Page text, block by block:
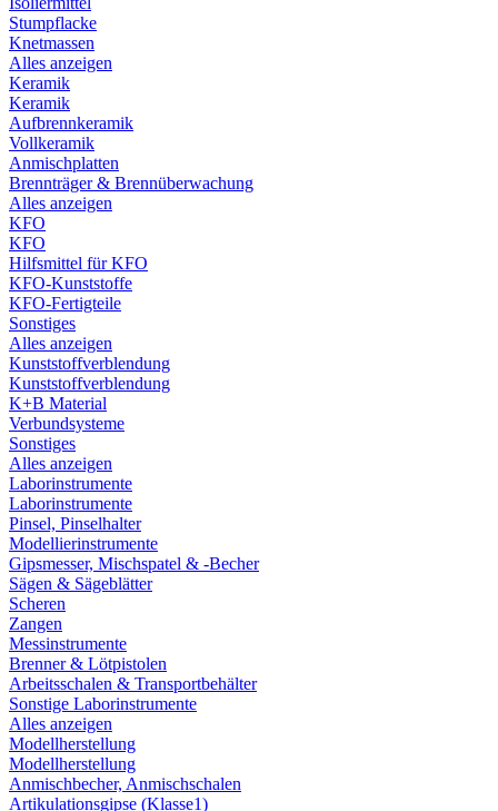
Stumpflacke
Knetmassen
Alles anzeigen
Keramik
Keramik
Aufbrennkeramik
Vollkeramik
Anmischplatten
Brennträger & Brennüberwachung
Alles anzeigen
KFO
KFO
Hilfsmittel für KFO
KFO-Kunststoffe
KFO-Fertigteile
Sonstiges
Alles anzeigen
Kunststoffverblendung
Kunststoffverblendung
K+B Material
Verbundsysteme
Sonstiges
Alles anzeigen
Laborinstrumente
Laborinstrumente
Pinsel, Pinselhalter
Modellierinstrumente
Gipsmesser, Mischspatel & -Becher
Sägen & Sägeblätter
Scheren
Zangen
Messinstrumente
Brenner & Lötpistolen
Arbeitsschalen & Transportbehälter
Sonstige Laborinstrumente
Alles anzeigen
Modellherstellung
Modellherstellung
Anmischbecher, Anmischschalen
Artikulationsgipse (Klasse1)